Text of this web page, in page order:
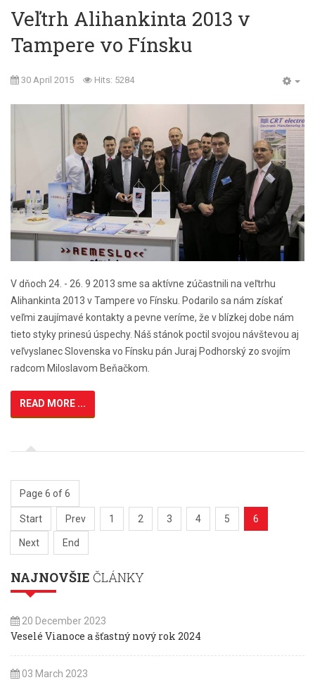
Veľtrh Alihankinta 2013 v
Tampere vo Fínsku
30 April 2015 Hits: 5284
V dňoch 24. - 26. 9 2013 sme sa aktívne zúčastnili na veľtrhu
Alihankinta 2013 v Tampere vo Fínsku. Podarilo sa nám získať
veľmi zaujímavé kontakty a pevne veríme, že v blízkej dobe nám
tieto styky prinesú úspechy. Náš stánok poctil svojou návštevou aj
veľvyslanec Slovenska vo Fínsku pán Juraj Podhorský zo svojím
radcom Miloslavom Beňačkom.
READ MORE ...
Page 6 of 6
Start Prev 1 2 3 4 5 6
Next End
NAJNOVŠIE ČLÁNKY
20 December 2023
Veselé Vianoce a šťastný nový rok 2024
03 March 2023